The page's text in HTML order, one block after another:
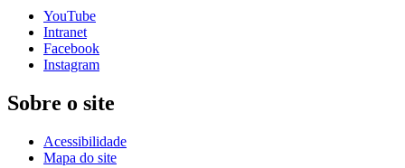
YouTube
Intranet
Facebook
Instagram
Sobre o site
Acessibilidade
Mapa do site